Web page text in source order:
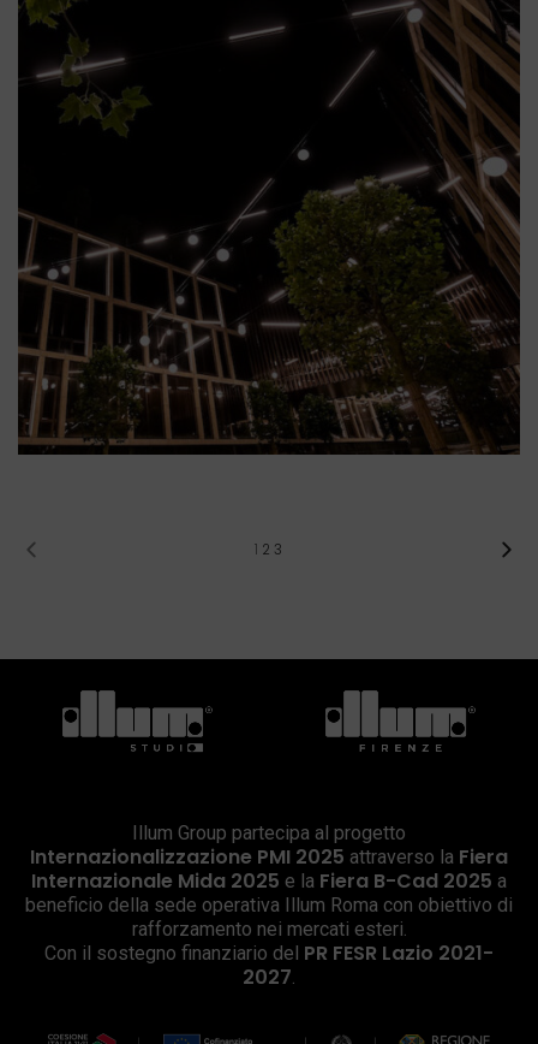
Illum Firenze
1 2 3
Illum Group partecipa al progetto
Internazionalizzazione PMI 2025 attraverso la Fiera
Internazionale Mida 2025 e la Fiera B-Cad 2025 a
beneficio della sede operativa Illum Roma con obiettivo di
rafforzamento nei mercati esteri.
Con il sostegno finanziario del PR FESR Lazio 2021-
2027